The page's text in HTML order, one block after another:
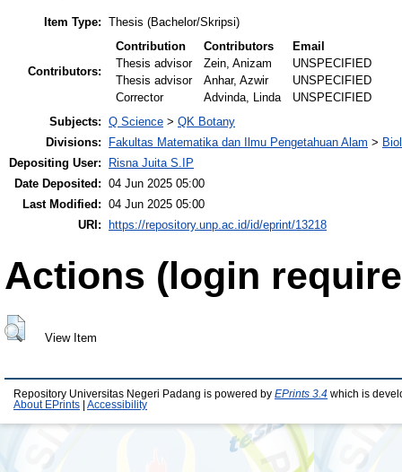
Item Type: Thesis (Bachelor/Skripsi)
Contributors:
Contribution Contributors
Email
Thesis advisor
Zein, Anizam
UNSPECIFIED
Thesis advisor
Anhar, Azwir
UNSPECIFIED
Corrector
Advinda, Linda
UNSPECIFIED
Subjects: Q Science > QK Botany
Divisions:
Fakultas Matematika dan Ilmu Pengetahuan Alam >
Depositing User:
Risna Juita S.IP
Date Deposited: 04 Jun 2025 05:00
Last Modified: 04 Jun 2025 05:00
URI:
https://repository.unp.ac.id/id/eprint/13218
Actions (login
View Item
Repository Universitas Negeri Padang is powered by EPrints 3.4 which is
About EPrints
Accessibility